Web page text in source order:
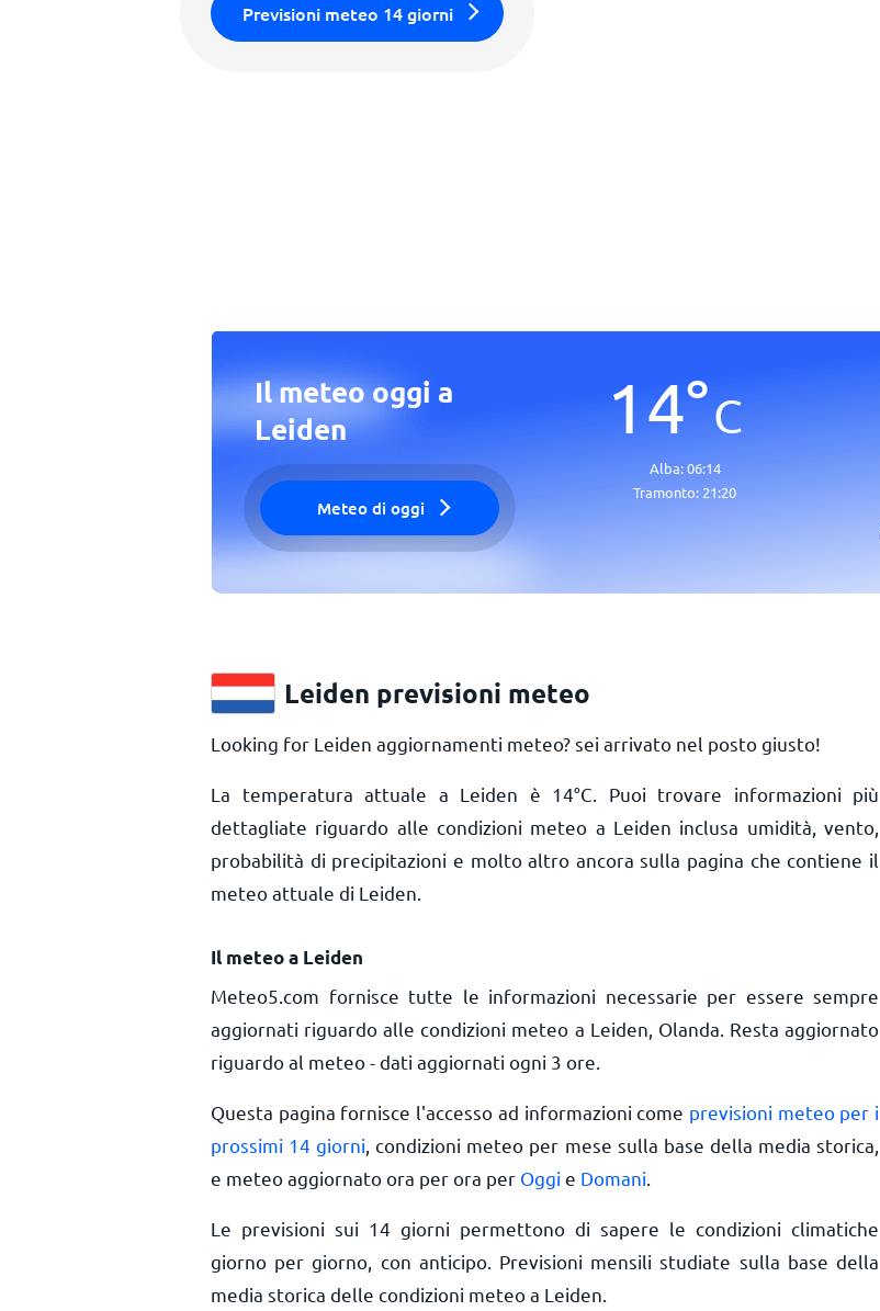
Previsioni meteo 14 giorni
Il meteo oggi a
Leiden
Meteo di oggi
14°C
Alba:06:14
Tramonto: 21:20
Leiden previsioni meteo
Looking for Leiden aggiornamenti meteo? sei arrivato nel posto giusto!
La temperatura attuale a Leiden è 14°C . Puoi trovare informazioni più
dettagliate riguardo alle condizioni meteo a Leiden inclusa umidità, vento,
probabilità di precipitazioni e molto altro ancora sulla pagina che contiene il
meteo attuale di Leiden.
Il meteo a Leiden
Meteo5.com fornisce tutte le informazioni necessarie per essere sempre
aggiornati riguardo alle condizioni meteo a Leiden, Olanda. Resta aggiornato
riguardo al meteo - dati aggiornati ogni 3 ore.
Questa pagina fornisce l'accesso ad informazioni come previsioni meteo per i
prossimi 14 giorni , condizioni meteo per mese sulla base della media storica,
e meteo aggiornato ora per ora per Oggi e Domani
Le previsioni sui 14 giorni permettono di sapere le condizioni climatiche
giorno per giorno, con anticipo. Previsioni mensili studiate sulla base della
media storica delle condizioni meteo a Leiden.